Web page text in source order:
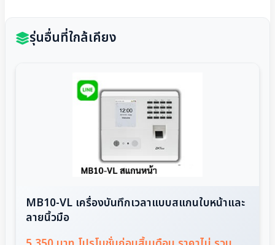
รุ่นอื่นที่ใกล้เคียง
MB10-VL เครื่องบันทึกเวลาแบบสแกนใบหน้าและ
ลายนิ้วมือ